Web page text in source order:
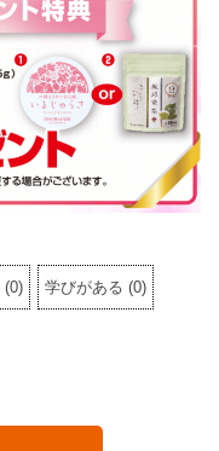
(0) 学びがある (0)